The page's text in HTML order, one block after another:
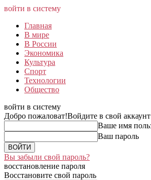
войти в систему
Главная
В мире
В России
Экономика
Культура
Спорт
Технологии
Общество
войти в систему
Добро пожаловат!Войдите в свой аккаунт
Ваше имя
Ваш пароль
Вы забыли свой пароль?
восстановление пароля
Восстановите свой пароль